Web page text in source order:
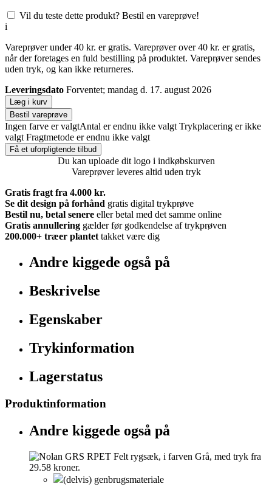
Vil du teste dette produkt? Bestil en vareprøve!
i
Vareprøver under 40 kr. er gratis. Vareprøver over 40 kr. er gratis,
når der foretages en fuld bestilling på produktet. Vareprøver sendes
uden tryk, og kan ikke returneres.
Leveringsdato Forventet; mandag d. 17. august 2026
Læg i kurv
Bestil vareprøve
Ingen farve er valgtAntal er endnu ikke valgt Trykplacering er ikke
valgt Fragtmetode er endnu ikke valgt
Få et uforpligtende tilbud
Du kan uploade dit logo i indkøbskurven
Vareprøver leveres altid uden tryk
Gratis fragt fra 4.000 kr.
Se dit design på forhånd gratis digital trykprøve
Bestil nu, betal senere eller betal med det samme online
Gratis annullering gælder før godkendelse af trykprøven
200.000+ træer plantet takket være dig
Andre kiggede også på
Beskrivelse
Egenskaber
Trykinformation
Lagerstatus
Produktinformation
Andre kiggede også på
(delvis) genbrugsmateriale